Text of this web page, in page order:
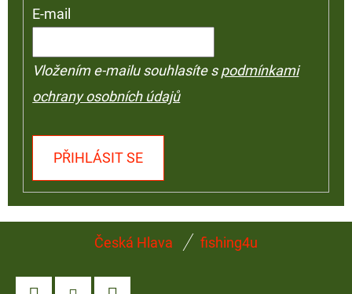
E-mail
Vložením e-mailu souhlasíte spodmínkami
ochrany osobních údajů
PŘIHLÁSIT SE
Česká Hlava fishing4u